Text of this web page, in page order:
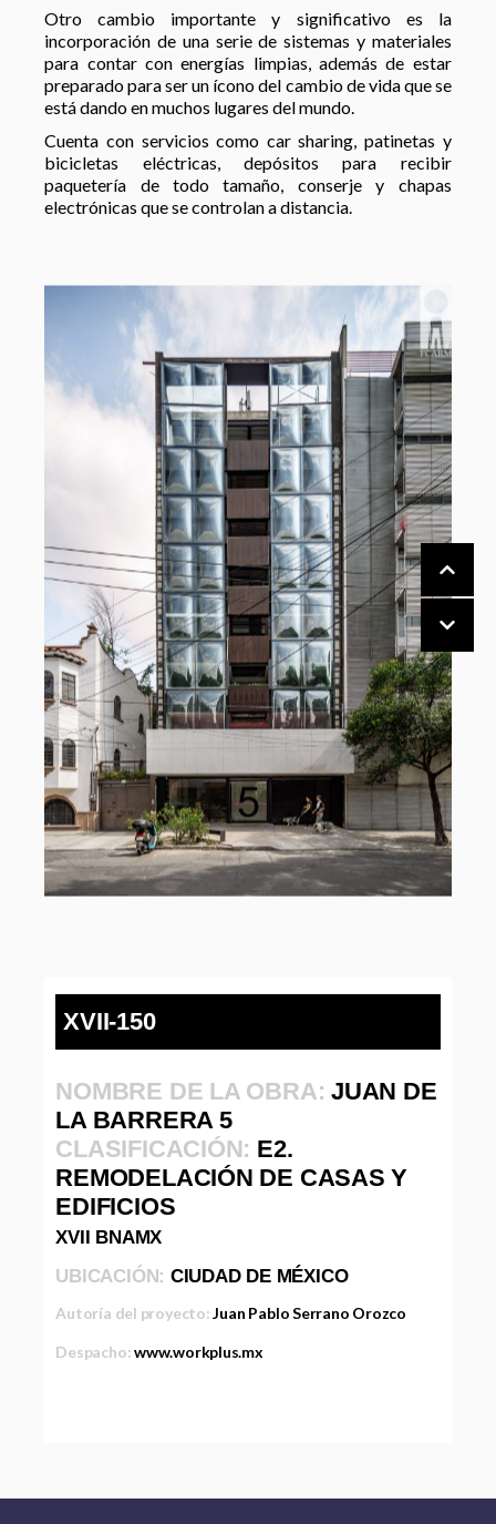
Otro cambio importante y significativo es la
incorporación de una serie de sistemas y materiales
para contar con energías limpias, además de estar
preparado para ser un ícono del cambio de vida que se
está dando en muchos lugares del mundo.
Cuenta con servicios como car sharing, patinetas y
bicicletas eléctricas, depósitos para recibir
paquetería de todo tamaño, conserje y chapas
electrónicas que se controlan a distancia.
XVII-150
NOMBRE DE LA OBRA:JUAN DE
LA BARRERA 5
CLASIFICACIÓN: E2.
REMODELACIÓN DE CASAS Y
EDIFICIOS
XVII BNAMX
UBICACIÓN: CIUDAD DE MÉXICO
Autoría del proyecto:Juan Pablo Serrano Orozco
Despacho:www.workplus.mx